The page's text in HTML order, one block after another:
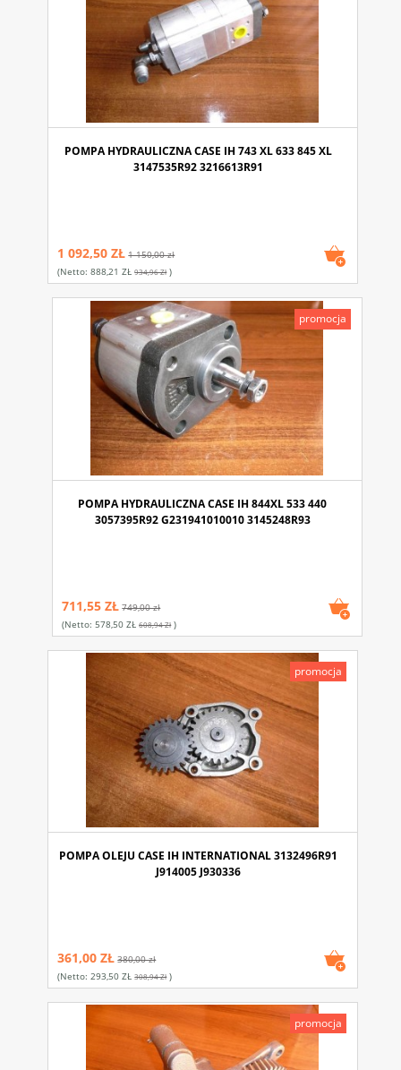
POMPA HYDRAULICZNA CASE IH 743 XL 633 845 XL
3147535R92 3216613R91
1 092,50 ZŁ 1 150,00 zł
(netto:888,21 ZŁ 934,96 Zł)
POMPA HYDRAULICZNA CASE IH 844XL 533 440
3057395R92 G231941010010 3145248R93
711,55 ZŁ 749,00 zł
(netto: 578,50 ZŁ 608,94 Zł)
promocja
POMPA OLEJU CASE IH INTERNATIONAL 3132496R91
J914005 J930336
361,00 ZŁ 380,00 zł
(netto:293,50 ZŁ 308,94 Zł)
promocja
promocja